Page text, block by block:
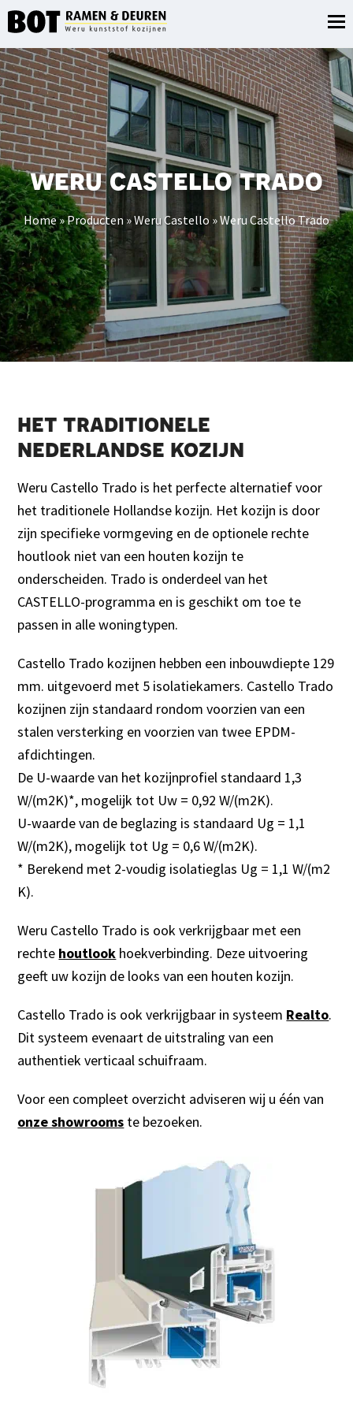
weru castello trado
Home»Producten »Weru Castello »Weru Castello Trado
het traditionele
nederlandse kozijn
Weru Castello Trado is het perfecte alternatief voor
het traditionele Hollandse kozijn. Het kozijn is door
zijn specifieke vormgeving en de optionele rechte
houtlook niet van een houten kozijn te
onderscheiden. Trado is onderdeel van het
CASTELLO-programma en is geschikt om toe te
passen in alle woningtypen.
Castello Trado kozijnen hebben een inbouwdiepte 129
mm. uitgevoerd met 5 isolatiekamers. Castello Trado
kozijnen zijn standaard rondom voorzien van een
stalen versterking en voorzien van twee EPDM-
afdichtingen.
De U-waarde van het kozijnprofiel standaard 1,3
W/(m2K)*, mogelijk tot Uw = 0,92 W/(m2K).
U-waarde van de beglazing is standaard Ug = 1,1
W/(m2K), mogelijk tot Ug = 0,6 W/(m2K).
* Berekend met 2-voudig isolatieglas Ug = 1,1 W/(m2
K).
Weru Castello Trado is ook verkrijgbaar met een
rechte houtlook hoekverbinding. Deze uitvoering
geeft uw kozijn de looks van een houten kozijn.
Castello Trado is ook verkrijgbaar in systeem Realto.
Dit systeem evenaart de uitstraling van een
authentiek verticaal schuifraam.
Voor een compleet overzicht adviseren wij u één van
onze showrooms te bezoeken.